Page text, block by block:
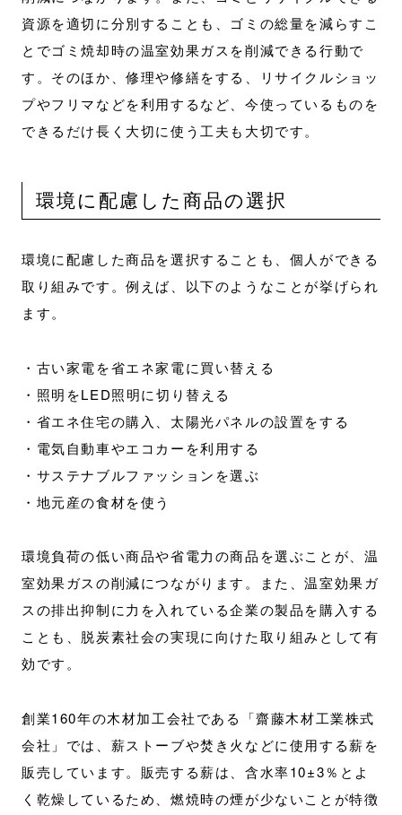
資源を適切に分別することも、ゴミの総量を減らすこ
とでゴミ焼却時の温室効果ガスを削減できる行動で
す。そのほか、修理や修繕をする、リサイクルショッ
プやフリマなどを利用するなど、今使っているものを
できるだけ長く大切に使う工夫も大切です。
環境に配慮した商品の選択
環境に配慮した商品を選択することも、個人ができる
取り組みです。例えば、以下のようなことが挙げられ
ます。
・古い家電を省エネ家電に買い替える
・照明をLED照明に切り替える
・省エネ住宅の購入、太陽光パネルの設置をする
・電気自動車やエコカーを利用する
・サステナブルファッションを選ぶ
・地元産の食材を使う
環境負荷の低い商品や省電力の商品を選ぶことが、温
室効果ガスの削減につながります。また、温室効果ガ
スの排出抑制に力を入れている企業の製品を購入する
ことも、脱炭素社会の実現に向けた取り組みとして有
効です。
創業160年の木材加工会社である「齋藤木材工業株式
会社」では、薪ストーブや焚き火などに使用する薪を
販売しています。販売する薪は、含水率10±3％とよ
く乾燥しているため、燃焼時の煙が少ないことが特徴